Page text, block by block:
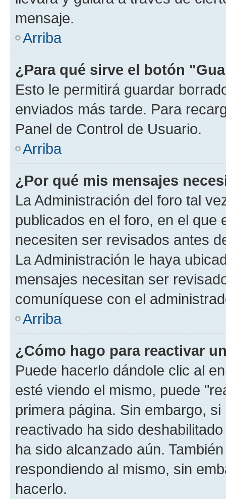
mensaje.
Arriba
¿Para qué sirve el botón
Esto le permitirá guardar
enviados más tarde. Para
Panel de Control de Usuario.
Arriba
¿Por qué mis mensajes
La Administración del foro tal
publicados en el foro, en el que
necesiten ser revisados antes
La Administración le haya
mensajes necesitan ser
comuníquese con el
Arriba
¿Cómo hago para reactivar
Puede hacerlo dándole clic al
esté viendo el mismo, puede
primera página. Sin embargo,
reactivado ha sido
ha sido alcanzado aún.
respondiendo al mismo, sin
hacerlo.